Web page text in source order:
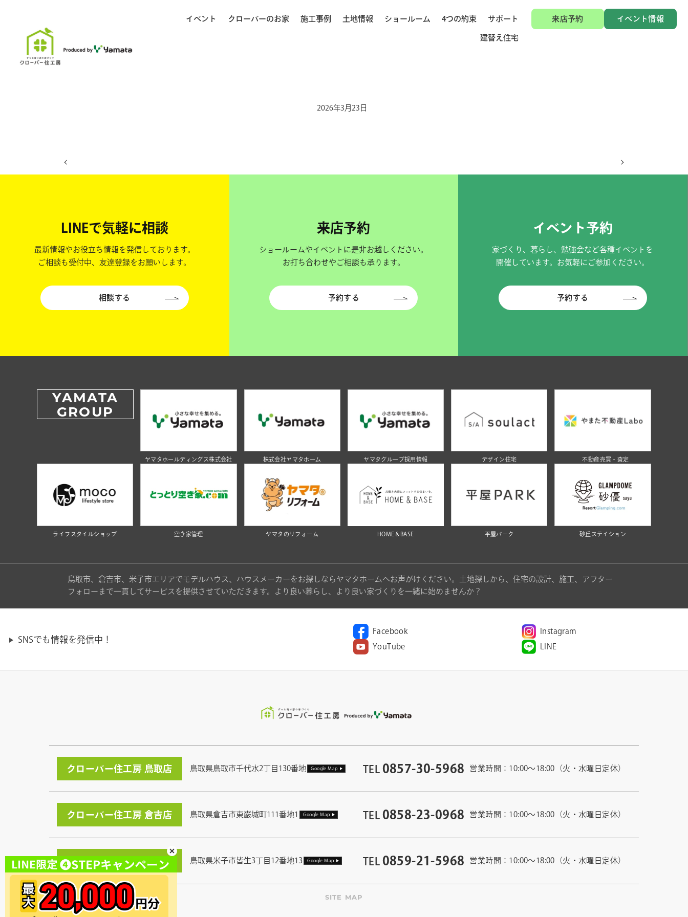
イベント クローバーのお家 施工事例 土地情報 ショールーム 4つの約束 サポート
建替え住宅
来店予約 イベント情報
ホーム イベント日程
2026年3月23日
LINEで気軽に相談
最新情報やお役立ち情報を発信しております。
ご相談も受付中、友達登録をお願いします。
相談する
来店予約
ショールームやイベントに是非お越しください。
お打ち合わせやご相談も承ります。
予約する
イベント予約
家づくり、暮らし、勉強会など各種イベントを
開催しています。お気軽にご参加ください。
予約する
YAMATA
GROUP
ヤマタホールディングス株式会社 株式会社ヤマタホーム ヤマタグループ採用情報 デザイン住宅 不動産売買・査定
ライフスタイルショップ 空き家管理 ヤマタのリフォーム HOME＆BASE 平屋パーク 砂丘ステイション
鳥取市、倉吉市、米子市エリアでモデルハウス、ハウスメーカーをお探しならヤマタホームへお声がけください。土地探しから、住宅の設計、施工、アフター
フォローまで一貫してサービスを提供させていただきます。より良い暮らし、より良い家づくりを一緒に始めませんか？
SNSでも情報を発信中！
Facebook
Instagram
YouTube
LINE
クローバー住工房 鳥取店 鳥取県鳥取市千代水2丁目130番地 Google Map TEL 0857-30-5968 営業時間：10:00〜18:00（火・水曜日定休）
クローバー住工房 倉吉店 鳥取県倉吉市東巌城町111番地1 Google Map TEL 0858-23-0968 営業時間：10:00〜18:00（火・水曜日定休）
クローバー住工房 米子店 鳥取県米子市皆生3丁目12番地13 Google Map TEL 0859-21-5968 営業時間：10:00〜18:00（火・水曜日定休）
SITE MAP